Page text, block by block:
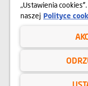
Przedstawione na stronie
modele budynku mają
zagospodarowanie terenu
Zmianie nie ulegną istotne
wszelkich danych i
autorskim i prawach
Wykorzystywanie danych lub
wymaga każdorazowo
zapotrzebowania na w/w
„Ustawienia
naszej Polityce